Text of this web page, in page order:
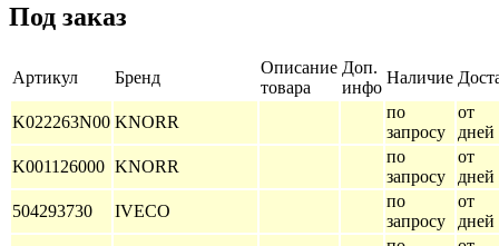
Под заказ
Артикул Бренд
Описание
товара
Доп.
инфо
Наличие
K022263N00 KNORR
по
запросу
от
дней
K001126000 KNORR
по
запросу
от
дней
504293730
IVECO
по
запросу
от
дней